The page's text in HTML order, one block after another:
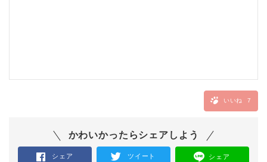
いいね 7
かわいかったらシェアしよう
シェア ツイート シェア